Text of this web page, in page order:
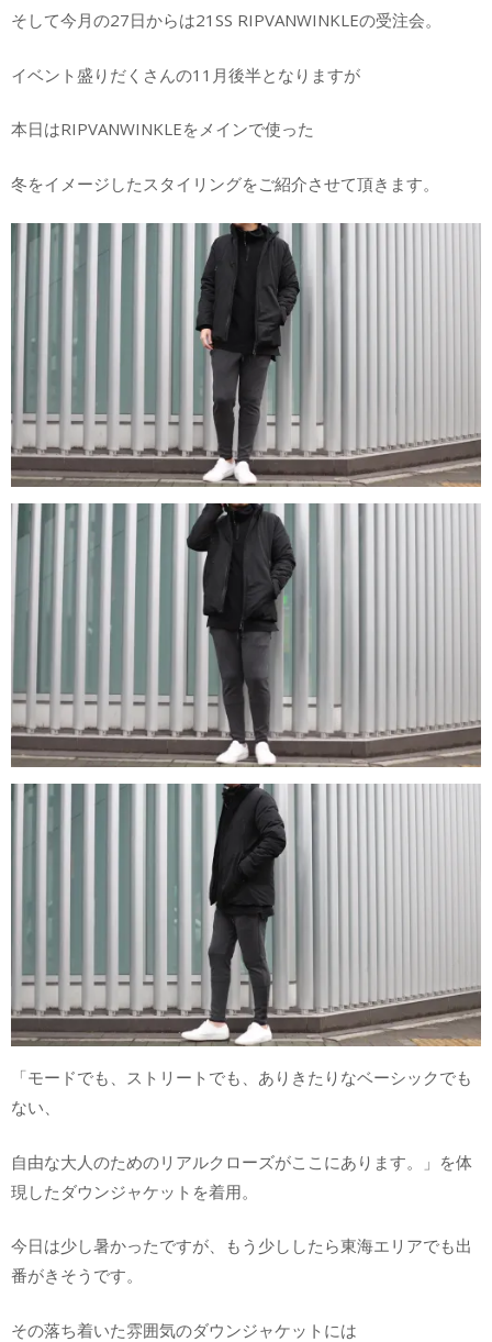
そして今月の27日からは21SS RIPVANWINKLEの受注会。
イベント盛りだくさんの11月後半となりますが
本日はRIPVANWINKLEをメインで使った
冬をイメージしたスタイリングをご紹介させて頂きます。
「モードでも、ストリートでも、ありきたりなベーシックでも
ない、
自由な大人のためのリアルクローズがここにあります。」を体
現したダウンジャケットを着用。
今日は少し暑かったですが、もう少ししたら東海エリアでも出
番がきそうです。
その落ち着いた雰囲気のダウンジャケットには